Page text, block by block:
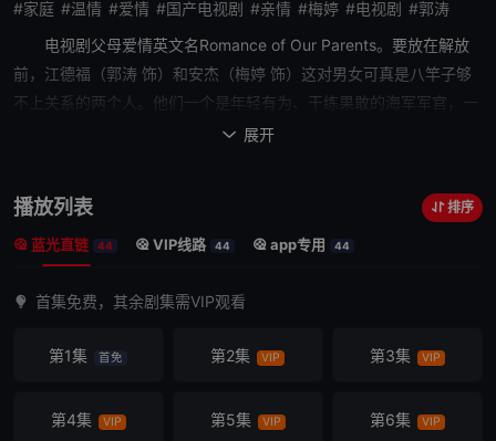
#家庭 #温情 #爱情 #国产电视剧 #亲情 #梅婷 #电视剧 #郭涛
电视剧父母爱情英文名Romance of Our Parents。要放在解放
前，江德福（郭涛 饰）和安杰（梅婷 饰）这对男女可真是八竿子够
不上关系的两个人。 他们一个是年轻有为、干练果敢的海军军官，一
个是从小养尊处优、娇媚华贵的资本家小姐，但20世纪50年代的沧
建了成分不相匹配的小家庭。问题是不相匹配的何止是出身，还有各
自的阅历、学历以及人生态度，在
之后的岁月里，
油添醋。这是父辈们平常而又有些特殊的典型案例，将
 展开
播放列表 排序
蓝光直链 44 VIP线路 44 app专用 44
首集免费，其余剧集需VIP观看
第1集 首免 第2集 VIP 第3集 VIP
第4集 VIP 第5集 VIP 第6集 VIP